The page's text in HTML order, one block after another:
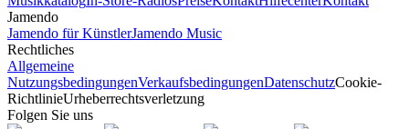
Jamendo
Jamendo für KünstlerJamendo Music
Rechtliches
Allgemeine
NutzungsbedingungenVerkaufsbedingungenDatenschutzCookie-
RichtlinieUrheberrechtsverletzung
Folgen Sie uns